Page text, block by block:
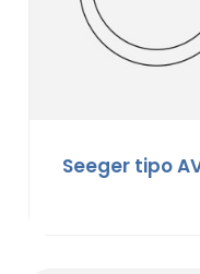
Seeger tipo